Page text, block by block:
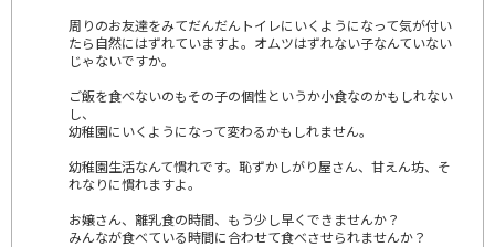
周りのお友達をみてだんだんトイレにいくようになって気が付い
たら自然にはずれていますよ。オムツはずれない子なんていない
じゃないですか。
ご飯を食べないのもその子の個性というか小食なのかもしれない
し、
幼稚園にいくようになって変わるかもしれません。
幼稚園生活なんて慣れです。恥ずかしがり屋さん、甘えん坊、そ
れなりに慣れますよ。
お嬢さん、離乳食の時間、もう少し早くできませんか？
みんなが食べている時間に合わせて食べさせられませんか？